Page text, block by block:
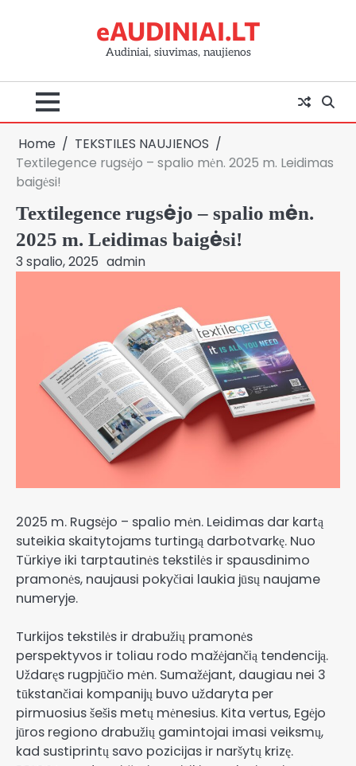
eAUDINIAI.LT
Audiniai, siuvimas, naujienos
Home
TEKSTILES NAUJIENOS
Textilegence rugsėjo – spalio mėn. 2025 m. Leidimas
baigėsi!
Textilegence rugsėjo – spalio mėn.
2025 m. Leidimas baigėsi!
3 spalio, 2025 admin
2025 m. Rugsėjo – spalio mėn. Leidimas dar kartą
suteikia skaitytojams turtingą darbotvarkę. Nuo
Türkiye iki tarptautinės tekstilės ir spausdinimo
pramonės, naujausi pokyčiai laukia jūsų naujame
numeryje.
Turkijos tekstilės ir drabužių pramonės
perspektyvos ir toliau rodo mažėjančią tendenciją.
Uždaręs rugpjūčio mėn. Sumažėjant, daugiau nei 3
tūkstančiai kompanijų buvo uždaryta per
pirmuosius šešis metų mėnesius. Kita vertus, Egėjo
jūros regiono drabužių gamintojai imasi veiksmų,
kad sustiprintų savo pozicijas ir naršytų krizę.